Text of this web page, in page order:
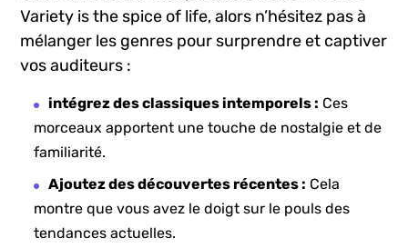
Variety is‌ the spice of life, alors⁤ n’hésitez pas à
mélanger les genres pour surprendre et captiver
vos auditeurs :
intégrez des classiques intemporels : Ces
morceaux apportent une touche de nostalgie et de
familiarité.
Ajoutez des découvertes récentes : Cela
montre que vous avez⁤ le doigt sur le pouls des
tendances actuelles.